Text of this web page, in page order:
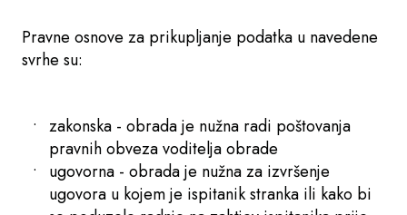
Pravne osnove za prikupljanje podatka u navedene
svrhe su:
zakonska - obrada je nužna radi poštovanja
pravnih obveza voditelja obrade
ugovorna - obrada je nužna za izvršenje
ugovora u kojem je ispitanik stranka ili kako bi